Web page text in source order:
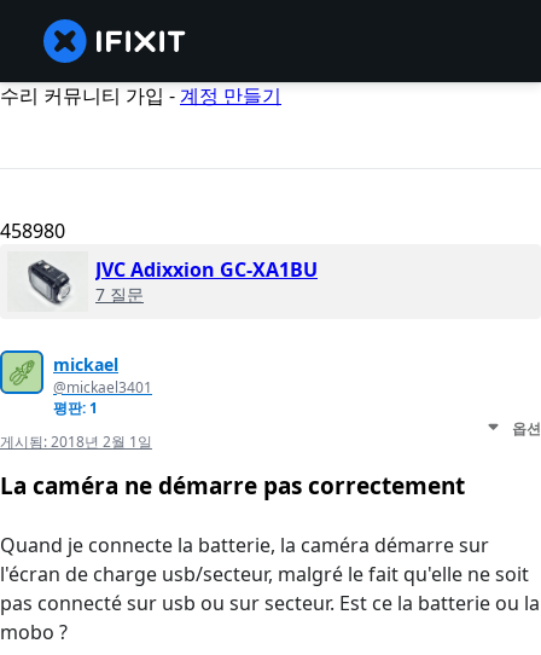
수리 커뮤니티 가입 -계정 만들기
458980
JVC Adixxion GC-XA1BU
7 질문
mickael
@mickael3401
평판: 1
게시됨:2018년 2월 1일
옵션
La caméra ne démarre pas correctement
Quand je connecte la batterie, la caméra démarre sur
l'écran de charge usb/secteur, malgré le fait qu'elle ne soit
pas connecté sur usb ou sur secteur. Est ce la batterie ou la
mobo ?